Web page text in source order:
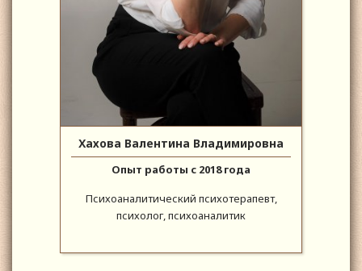
Хахова Валентина Владимировна
Опыт работы с 2018 года
Психоаналитический психотерапевт,
психолог, психоаналитик